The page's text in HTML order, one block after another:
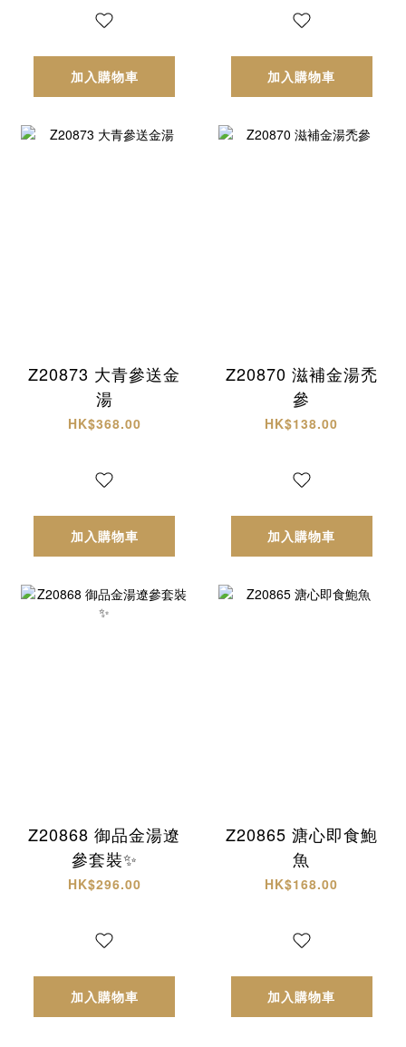
加入購物車 加入購物車
Z20873 大青參送金
湯
HK$368.00
加入購物車
Z20870 滋補金湯禿
參
HK$138.00
加入購物車
Z20868 御品金湯遼
參套裝✨
HK$296.00
加入購物車
Z20865 溏心即食鮑
魚
HK$168.00
加入購物車